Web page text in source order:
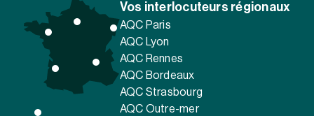
Vos interlocuteurs régionaux
AQC Paris
AQC Lyon
AQC Rennes
AQC Bordeaux
AQC Strasbourg
AQC Outre-mer